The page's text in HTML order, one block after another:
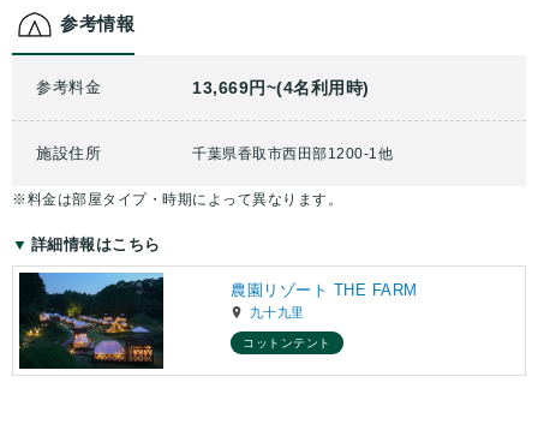
参考情報
参考料金 13,669円~(4名利用時)
施設住所 千葉県香取市西田部1200-1他
※料金は部屋タイプ・時期によって異なります。
詳細情報はこちら
農園リゾート THE FARM
九十九里
コットンテント